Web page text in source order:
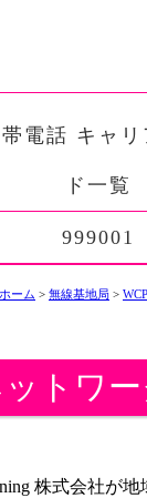
電話 キャリ
ド一覧
999001
ホーム > 無線基地局 >
ットワ
株式会社が